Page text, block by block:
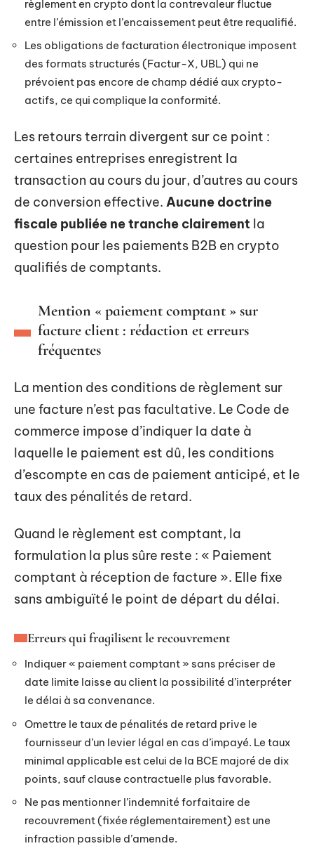
règlement en crypto dont la contrevaleur fluctue
entre l’émission et l’encaissement peut être requalifié.
Les obligations de facturation électronique imposent
des formats structurés (Factur-X, UBL) qui ne
prévoient pas encore de champ dédié aux crypto-
actifs, ce qui complique la conformité.
Les retours terrain divergent sur ce point :
certaines entreprises enregistrent la
transaction au cours du jour, d’autres au cours
de conversion effective. Aucune doctrine
fiscale publiée ne tranche clairement la
question pour les paiements B2B en crypto
qualifiés de comptants.
Mention « paiement comptant » sur
facture client : rédaction et erreurs
fréquentes
La mention des conditions de règlement sur
une facture n’est pas facultative. Le Code de
commerce impose d’indiquer la date à
laquelle le paiement est dû, les conditions
d’escompte en cas de paiement anticipé, et le
taux des pénalités de retard.
Quand le règlement est comptant, la
formulation la plus sûre reste : « Paiement
comptant à réception de facture ». Elle fixe
sans ambiguïté le point de départ du délai.
Erreurs qui fragilisent le recouvrement
Indiquer « paiement comptant » sans préciser de
date limite laisse au client la possibilité d’interpréter
le délai à sa convenance.
Omettre le taux de pénalités de retard prive le
fournisseur d’un levier légal en cas d’impayé. Le taux
minimal applicable est celui de la BCE majoré de dix
points, sauf clause contractuelle plus favorable.
Ne pas mentionner l’indemnité forfaitaire de
recouvrement (fixée réglementairement) est une
infraction passible d’amende.